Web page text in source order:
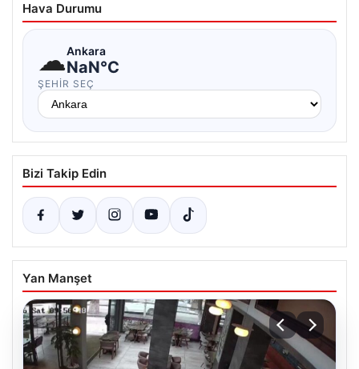
Hava Durumu
☁Ankara
NaN°C
ŞEHIR SEÇ
Bizi Takip Edin
Yan Manşet